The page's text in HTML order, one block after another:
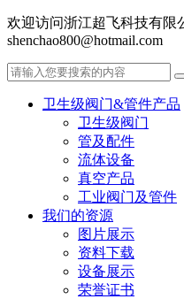
欢迎访问浙江超飞科技有限
shenchao800@hotmail.com
卫生级阀门&管件产品
卫生级阀门
管及配件
流体设备
真空产品
工业阀门及管件
我们的资源
图片展示
资料下载
设备展示
荣誉证书